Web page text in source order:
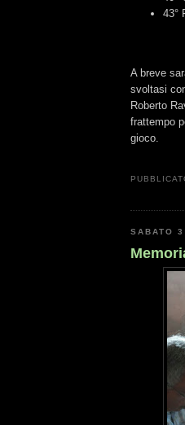
43°
A breve
svoltasi
Roberto
frattempo
gioco.
SABATO